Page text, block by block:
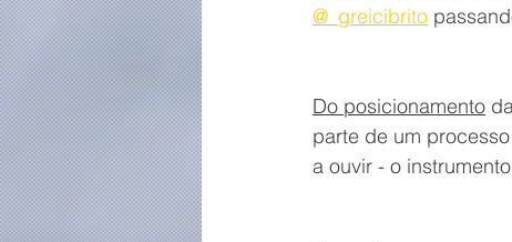
@_greicibrito
Do posicionamento
parte de um
a ouvir - o